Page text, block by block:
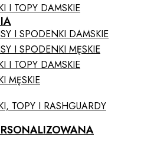
I TOPY DAMSKIE
I SPODENKI DAMSKIE
I SPODENKI MĘSKIE
I TOPY DAMSKIE
MĘSKIE
TOPY I RASHGUARDY